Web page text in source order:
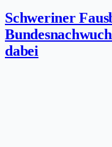
Schweriner
dabei